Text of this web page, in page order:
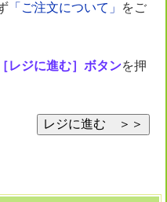
「ご注文について」
をご
［レジに進む］ボタンを押